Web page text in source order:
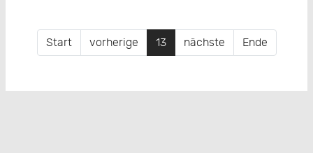
Start vorherige 13 nächste Ende